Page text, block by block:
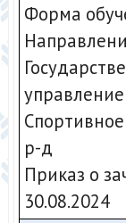
Форма
управление
р-д
Приказ о
30.08.2024